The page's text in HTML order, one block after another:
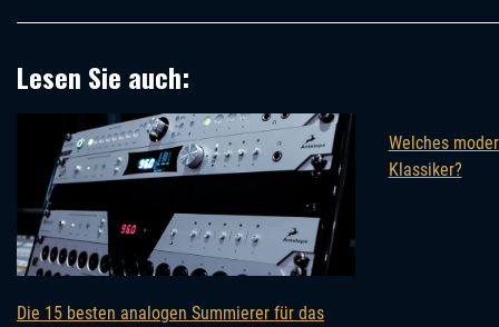
Lesen Sie auch:
Die 15 besten analogen Summierer für das
Welches
Klassiker?